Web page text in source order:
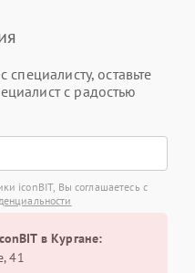
специалисту, оставьте
с радостью
iconBIT, Вы соглашаетесь с
в Кургане:
41